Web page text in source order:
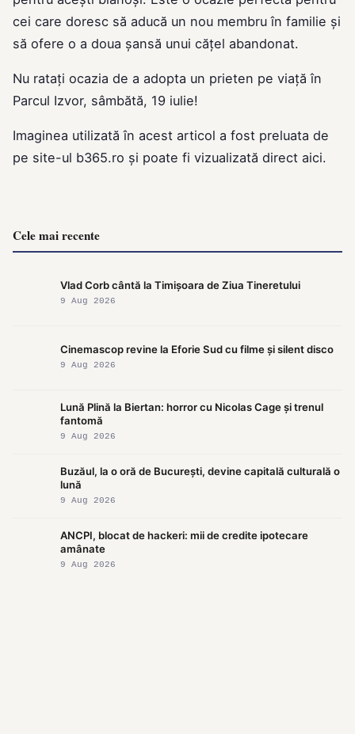
cei care doresc să aducă un nou membru în familie și
să ofere o a doua șansă unui cățel abandonat.
Nu ratați ocazia de a adopta un prieten pe viață în
Parcul Izvor, sâmbătă, 19 iulie!
Imaginea utilizată în acest articol a fost preluata de
pe site-ul b365.ro și poate fi vizualizată direct aici.
Cele mai recente
Vlad Corb cântă la Timișoara de Ziua Tineretului
9 Aug 2026
Cinemascop revine la Eforie Sud cu filme și silent disco
9 Aug 2026
Lună Plină la Biertan: horror cu Nicolas Cage și trenul
fantomă
9 Aug 2026
Buzăul, la o oră de București, devine capitală culturală o
lună
9 Aug 2026
ANCPI, blocat de hackeri: mii de credite ipotecare
amânate
9 Aug 2026